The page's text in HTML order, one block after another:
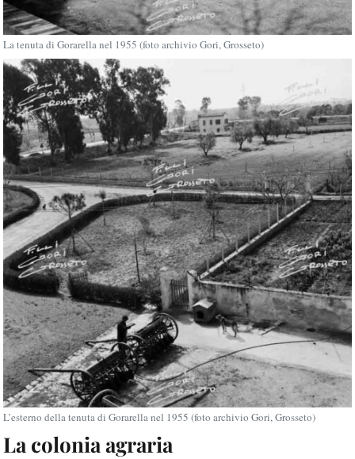
La tenuta di Gorarella nel 1955 (foto archivio Gori, Grosseto)
L’esterno della tenuta di Gorarella nel 1955 (foto archivio Gori, Grosseto)
La colonia agraria